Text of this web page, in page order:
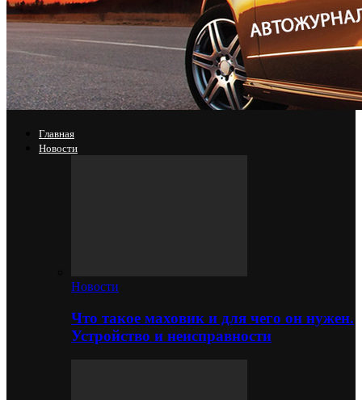
Главная
Новости
Новости
Что такое маховик и для чего он нужен.
Устройство и неисправности